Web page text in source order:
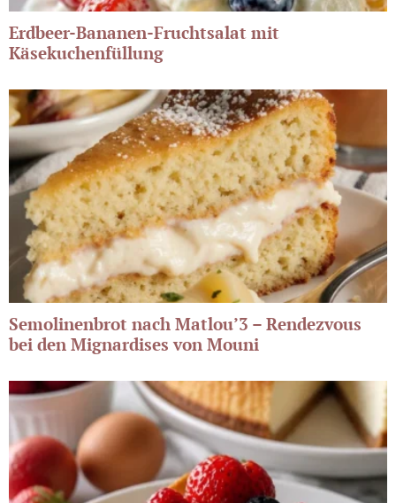
Erdbeer-Bananen-Fruchtsalat mit
Käsekuchenfüllung
Semolinenbrot nach Matlou’3 – Rendezvous
bei den Mignardises von Mouni